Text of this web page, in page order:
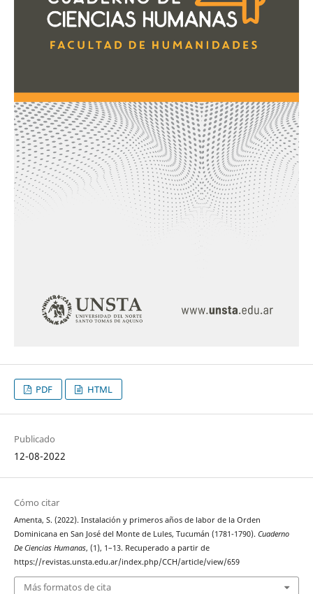
PDF HTML
Publicado
12-08-2022
Cómo citar
Amenta, S. (2022). Instalación y primeros años de labor de la Orden
Dominicana en San José del Monte de Lules, Tucumán (1781-1790). Cuaderno
De Ciencias Humanas, (1), 1–13. Recuperado a partir de
https://revistas.unsta.edu.ar/index.php/CCH/article/view/659
Más formatos de cita